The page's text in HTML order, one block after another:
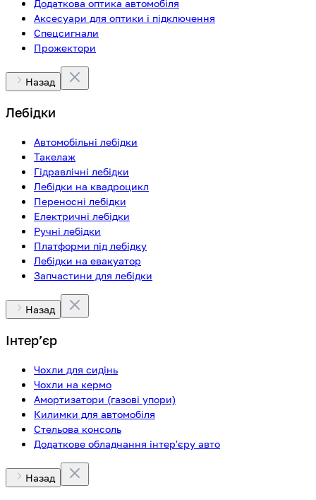
Додаткова оптика автомобіля
Аксесуари для оптики і підключення
Спецсигнали
Прожектори
Назад
Лебідки
Автомобільні лебідки
Такелаж
Гідравлічні лебідки
Лебідки на квадроцикл
Переносні лебідки
Електричні лебідки
Ручні лебідки
Платформи під лебідку
Лебідки на евакуатор
Запчастини для лебідки
Назад
Інтерʼєр
Чохли для сидінь
Чохли на кермо
Амортизатори (газові упори)
Килимки для автомобіля
Стельова консоль
Додаткове обладнання інтер'єру авто
Назад